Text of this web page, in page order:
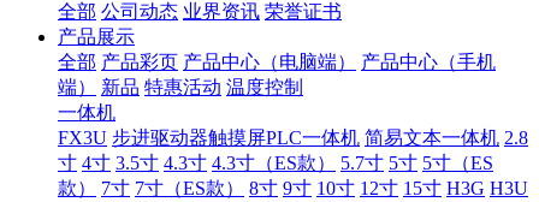
全部 公司动态 业界资讯 荣誉证书
产品展示
全部 产品彩页 产品中心（电脑端）
产品中心（手机
端）
新品 特惠活动 温度控制
一体机
FX3U 步进驱动器触摸屏PLC一体机 简易文本一体机 2.8
寸 4寸 3.5寸 4.3寸 4.3寸（ES款） 5.7寸 5寸 5寸（ES
款）
7寸 7寸（ES款） 8寸 9寸 10寸 12寸 15寸 H3G H3U